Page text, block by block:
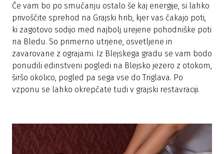
Če vam bo po smučanju ostalo še kaj energije, si lahko
privoščite sprehod na Grajski hrib, kjer vas čakajo poti,
ki zagotovo sodijo med najbolj urejene pohodniške poti
na Bledu. So primerno utrjene, osvetljene in
zavarovane z ograjami. Iz Blejskega gradu se vam bodo
ponudili edinstveni pogledi na Blejsko jezero z otokom,
širšo okolico, pogled pa sega vse do Triglava. Po
vzponu se lahko okrepčate tudi v grajski restavraciji.